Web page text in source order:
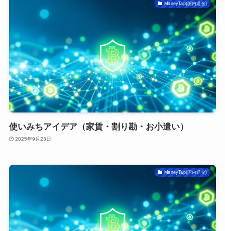
ManeyTap(国内送金)
使いみちアイデア（家賃・割り勘・お小遣い）
2025年9月23日
ManeyTap(国内送金)